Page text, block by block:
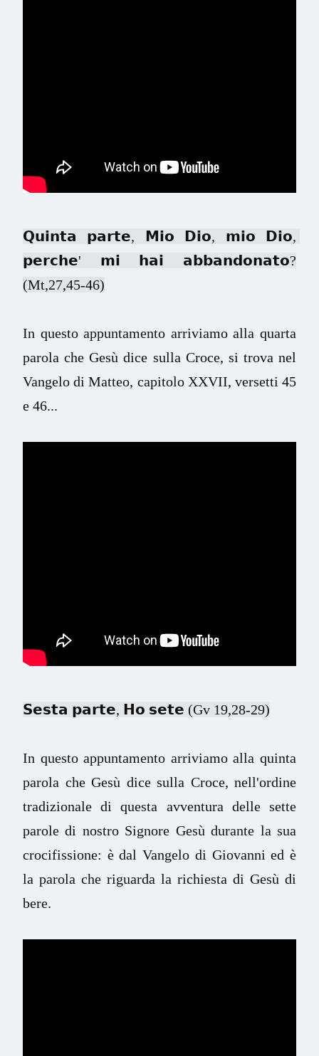
𝗤𝘂𝗶𝗻𝘁𝗮 𝗽𝗮𝗿𝘁𝗲, 𝗠𝗶𝗼 𝗗𝗶𝗼, 𝗺𝗶𝗼 𝗗𝗶𝗼,
𝗽𝗲𝗿𝗰𝗵𝗲' 𝗺𝗶 𝗵𝗮𝗶 𝗮𝗯𝗯𝗮𝗻𝗱𝗼𝗻𝗮𝘁𝗼?
(Mt,27,45-46)
In questo appuntamento arriviamo alla quarta
parola che Gesù dice sulla Croce, si trova nel
Vangelo di Matteo, capitolo XXVII, versetti 45
e 46...
𝗦𝗲𝘀𝘁𝗮 𝗽𝗮𝗿𝘁𝗲, 𝗛𝗼 𝘀𝗲𝘁𝗲 (Gv 19,28-29)
In questo appuntamento arriviamo alla quinta
parola che Gesù dice sulla Croce, nell'ordine
tradizionale di questa avventura delle sette
parole di nostro Signore Gesù durante la sua
crocifissione: è dal Vangelo di Giovanni ed è
la parola che riguarda la richiesta di Gesù di
bere.